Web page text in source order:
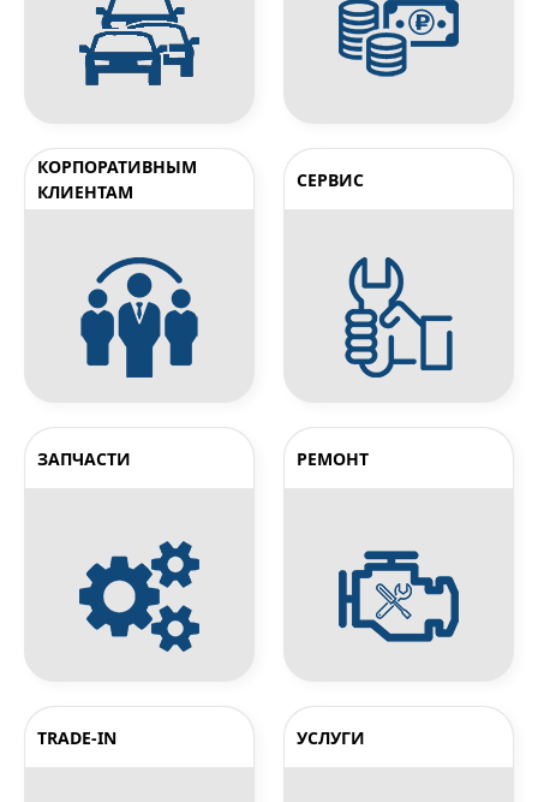
КОРПОРАТИВНЫМ
КЛИЕНТАМ
СЕРВИС
ЗАПЧАСТИ РЕМОНТ
TRADE-IN УСЛУГИ